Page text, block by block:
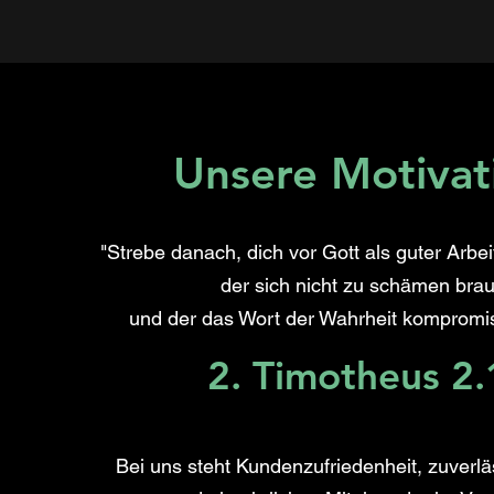
Unsere
"Strebe danach, dich vor Gott als guter
der sich nicht zu schämen
und der das Wort der Wahrheit
2. Timotheus
Bei uns steht Kundenzufriedenheit,